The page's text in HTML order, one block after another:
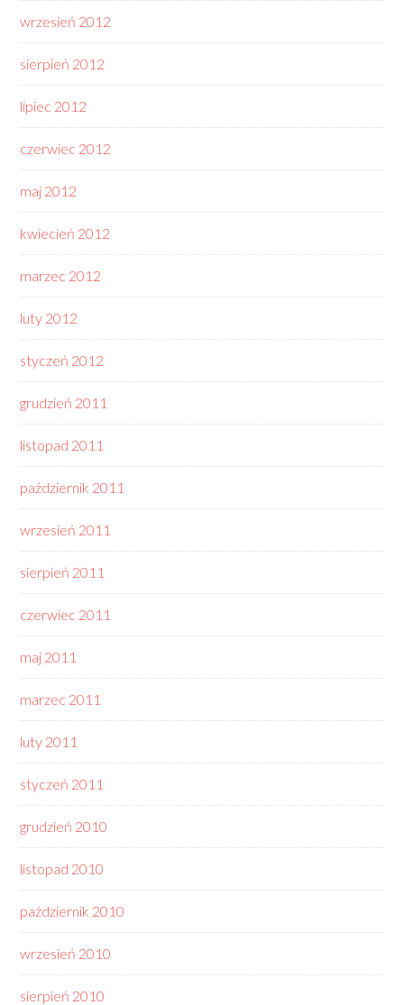
wrzesień 2012
sierpień 2012
lipiec 2012
czerwiec 2012
maj 2012
kwiecień 2012
marzec 2012
luty 2012
styczeń 2012
grudzień 2011
listopad 2011
październik 2011
wrzesień 2011
sierpień 2011
czerwiec 2011
maj 2011
marzec 2011
luty 2011
styczeń 2011
grudzień 2010
listopad 2010
październik 2010
wrzesień 2010
sierpień 2010